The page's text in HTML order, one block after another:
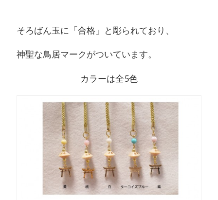
そろばん玉に「合格」と彫られており、
神聖な鳥居マークがついています。
カラーは全5色